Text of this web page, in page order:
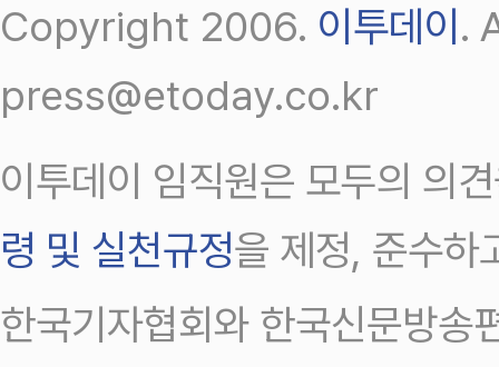
Copyright 2006. 이투데이.
press@etoday.co.kr
이투데이 임직원은 모두의 의
령 및 실천규정을 제정, 준수하
한국기자협회와 한국신문방송